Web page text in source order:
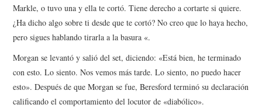
Markle, o tuvo una y ella te cortó. Tiene derecho a cortarte si quiere.
¿Ha dicho algo sobre ti desde que te cortó? No creo que lo haya hecho,
pero sigues hablando tirarla a la basura «.
Morgan se levantó y salió del set, diciendo: «Está bien, he terminado
con esto. Lo siento. Nos vemos más tarde. Lo siento, no puedo hacer
esto». Después de que Morgan se fue, Beresford terminó su declaración
calificando el comportamiento del locutor de «diabólico».